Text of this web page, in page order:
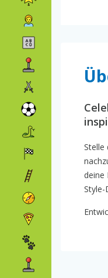
Stelle
deine
Style-